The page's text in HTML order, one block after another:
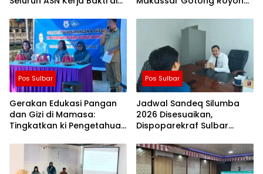
Pos Sulbar
Gerakan Edukasi Pangan
dan Gizi di Mamasa:
Tingkatkan ki Pengetahuan
Keluarga dalam
Pemenuhan Gizi
Pos Sulbar
Jadwal Sandeq Silumba
2026 Disesuaikan,
Dispoparekraf Sulbar
Tetap Dimatangkan